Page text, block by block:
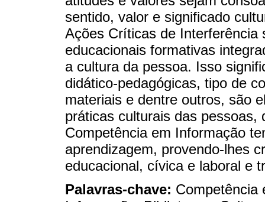
sentido, valor e significado
Ações Críticas de Interferência
educacionais formativas
a cultura da pessoa. Isso
didático-pedagógicas, tipo de
materiais e dentre outros, são
práticas culturais das pessoas,
Competência em Informação
aprendizagem, provendo-lhes
educacional, cívica e laboral e
Palavras-chave: Competência